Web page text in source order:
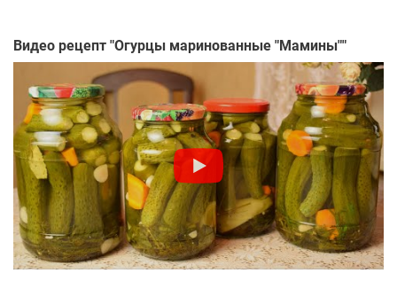
Видео рецепт "Огурцы маринованные "Мамины""